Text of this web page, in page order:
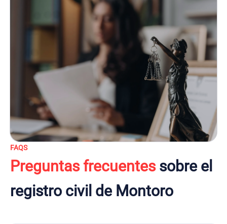
FAQS
Preguntas frecuentessobre el
registro civil de Montoro